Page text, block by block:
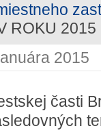
ROKU 2015
2015
časti